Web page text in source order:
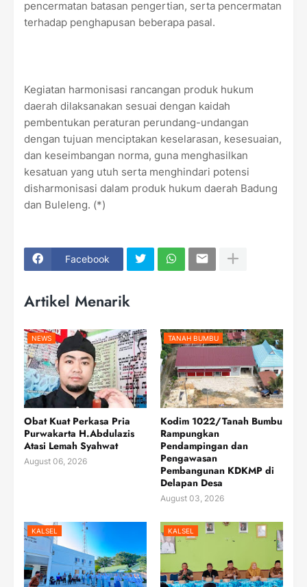
pencermatan batasan pengertian, serta pencermatan
terhadap penghapusan beberapa pasal.
Kegiatan harmonisasi rancangan produk hukum
daerah dilaksanakan sesuai dengan kaidah
pembentukan peraturan perundang-undangan
dengan tujuan menciptakan keselarasan, kesesuaian,
dan keseimbangan norma, guna menghasilkan
kesatuan yang utuh serta menghindari potensi
disharmonisasi dalam produk hukum daerah Badung
dan Buleleng. (*)
Facebook
Artikel Menarik
NEWS
Obat Kuat Perkasa Pria
Purwakarta H.Abdulazis
Atasi Lemah Syahwat
August 06, 2026
TANAH BUMBU
Kodim 1022/Tanah Bumbu
Rampungkan
Pendampingan dan
Pengawasan
Pembangunan KDKMP di
Delapan Desa
August 03, 2026
KALSEL KALSEL